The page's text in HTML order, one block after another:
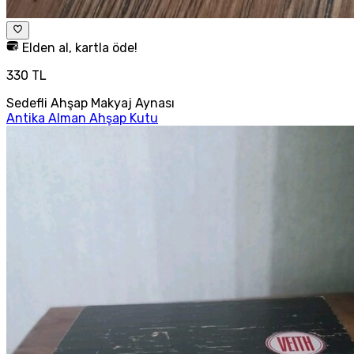
Elden al, kartla öde!
330 TL
Sedefli Ahşap Makyaj Aynası
Antika Alman Ahşap Kutu